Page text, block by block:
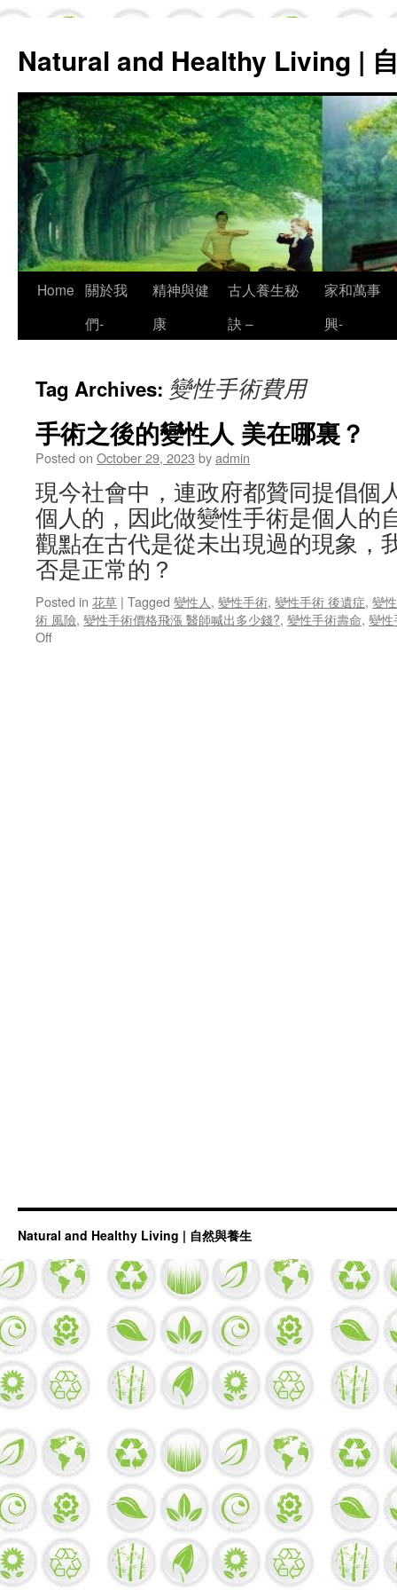
Natural and Healthy Living |
Skip
Home 關於我
們-
精神與健
康
古人養生秘
訣 –
家和萬事
興-
Tag Archives: 變性手術費用
手術之後的變性人 美在哪裏？
Posted on October 29, 2023 byadmin
現今社會中，連政府都贊同提倡個
個人的，因此做變性手術是個人的
觀點在古代是從未出現過的現象，
否是正常的？
Posted in 花草 | Tagged 變性人, 變性手術, 變性手術 後遺症, 變
術 風險, 變性手術價格飛漲 醫師喊出多少錢?, 變性手術壽命, 變性
Offon
Natural and Healthy Living | 自然與養生